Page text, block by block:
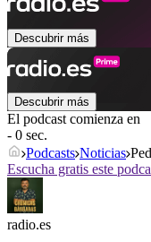
Descubrir más
Descubrir más
El podcast comienza en
- 0 sec.
Podcasts Noticias
Escucha gratis este
radio.es